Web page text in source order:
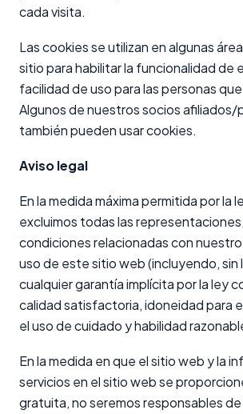
cada visita.
Las cookies se utilizan en algunas
sitio para habilitar la funcionalidad de
facilidad de uso para las personas
Algunos de nuestros socios afiliados/
también pueden usar cookies.
Aviso legal
En la medida máxima permitida por la
excluimos todas las
condiciones relacionadas con
uso de este sitio web (incluyendo, sin
cualquier garantía implícita por la ley
calidad satisfactoria, idoneidad para
el uso de cuidado y habilidad
En la medida en que el sitio web y la
servicios en el sitio web se
gratuita, no seremos responsables